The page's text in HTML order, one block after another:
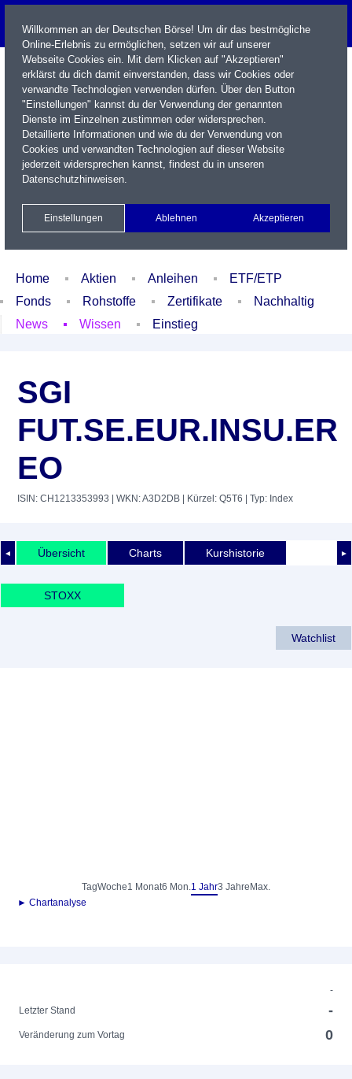
Name / WKN / ISIN / Kürzel
Xetra Realtime
Watchlist Portfolio Login
Home Aktien Anleihen
ETF/ETP
Fonds
Rohstoffe Zertifikate
Nachhaltig
News
Wissen Einstieg
SGI
FUT.SE.EUR.INSU.ER
EO
ISIN: CH1213353993 | WKN: A3D2DB | Kürzel: Q5T6 | Typ: Index
◄ ►
Übersicht Charts Kurshistorie
STOXX
Watchlist
TagWoche1 Monat6 Mon.1 Jahr3 Jahre Max.
► Chartanalyse
-
Letzter Stand
-
Veränderung zum Vortag 0
Willkommen an der Deutschen Börse! Um dir das bestmögliche
Online-Erlebnis zu ermöglichen, setzen wir auf unserer
Webseite Cookies ein. Mit dem Klicken auf "Akzeptieren"
erklärst du dich damit einverstanden, dass wir Cookies oder
verwandte Technologien verwenden dürfen. Über den Button
"Einstellungen" kannst du der Verwendung der genannten
Dienste im Einzelnen zustimmen oder widersprechen.
Detaillierte Informationen und wie du der Verwendung von
Cookies und verwandten Technologien auf dieser Website
jederzeit widersprechen kannst, findest du in unseren
Datenschutzhinweisen.
Einstellungen Ablehnen Akzeptieren